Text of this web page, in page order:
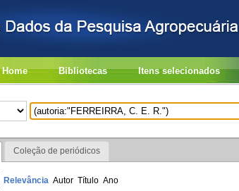
Home Bibliotecas Itens selecionados
Coleção de periódicos
Relevância Autor Título Ano